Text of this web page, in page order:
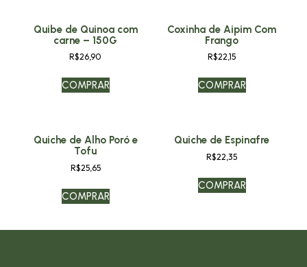
Quibe de Quinoa com
carne – 150G
R$26,90
COMPRAR
Coxinha de Aipim Com
Frango
R$22,15
COMPRAR
Quiche de Alho Poró e
Tofu
R$25,65
COMPRAR
Quiche de Espinafre
R$22,35
COMPRAR